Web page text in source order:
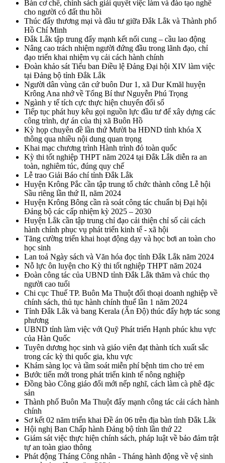
Bàn cơ chế, chính sách giải quyết việc làm và đào tạo nghề
cho người có đất thu hồi
Thúc đẩy thương mại và đầu tư giữa Đắk Lắk và Thành phố
Hồ Chí Minh
Đắk Lắk tập trung đẩy mạnh kết nối cung – cầu lao động
Nâng cao trách nhiệm người đứng đầu trong lãnh đạo, chỉ
đạo triển khai nhiệm vụ cải cách hành chính
Đoàn khảo sát Tiểu ban Điều lệ Đảng Đại hội XIV làm việc
tại Đảng bộ tỉnh Đắk Lắk
Người dân vùng căn cứ buôn Dur 1, xã Dur Kmăl huyện
Krông Ana nhớ về Tổng Bí thư Nguyễn Phú Trọng
Ngành y tế tích cực thực hiện chuyển đổi số
Tiếp tục phát huy kêu gọi nguồn lực đầu tư để xây dựng các
công trình, dự án của thị xã Buôn Hồ
Kỳ họp chuyên đề lần thứ Mười ba HĐND tỉnh khóa X
thông qua nhiều nội dung quan trọng
Khai mạc chương trình Hành trình đỏ toàn quốc
Kỳ thi tốt nghiệp THPT năm 2024 tại Đắk Lắk diễn ra an
toàn, nghiêm túc, đúng quy chế
Lễ trao Giải Báo chí tỉnh Đắk Lắk
Huyện Krông Pắc cần tập trung tổ chức thành công Lễ hội
Sầu riêng lần thứ II, năm 2024
Huyện Krông Bông cần rà soát công tác chuẩn bị Đại hội
Đảng bộ các cấp nhiệm kỳ 2025 – 2030
Huyện Lắk cần tập trung chỉ đạo cải thiện chỉ số cải cách
hành chính phục vụ phát triển kinh tế - xã hội
Tăng cường triển khai hoạt động dạy và học bơi an toàn cho
học sinh
Lan toả Ngày sách và Văn hóa đọc tỉnh Đắk Lắk năm 2024
Nỗ lực ôn luyện cho Kỳ thi tốt nghiệp THPT năm 2024
Đoàn công tác của UBND tỉnh Đắk Lắk thăm và chúc thọ
người cao tuổi
Chi cục Thuế TP. Buôn Ma Thuột đối thoại doanh nghiệp về
chính sách, thủ tục hành chính thuế lần 1 năm 2024
Tỉnh Đắk Lắk và bang Kerala (Ấn Độ) thúc đẩy hợp tác song
phương
UBND tỉnh làm việc với Quỹ Phát triển Hạnh phúc khu vực
của Hàn Quốc
Tuyên dương học sinh và giáo viên đạt thành tích xuất sắc
trong các kỳ thi quốc gia, khu vực
Khám sàng lọc và tầm soát miễn phí bệnh tim cho trẻ em
Bước tiến mới trong phát triển kinh tế nông nghiệp
Đồng bào Công giáo đổi mới nếp nghĩ, cách làm cà phê đặc
sản
Thành phố Buôn Ma Thuột đẩy mạnh công tác cải cách hành
chính
Sơ kết 02 năm triển khai Đề án 06 trên địa bàn tỉnh Đắk Lắk
Hội nghị Ban Chấp hành Đảng bộ tỉnh lần thứ 22
Giám sát việc thực hiện chính sách, pháp luật về bảo đảm trật
tự an toàn giao thông
Phát động Tháng Công nhân - Tháng hành động về vệ sinh